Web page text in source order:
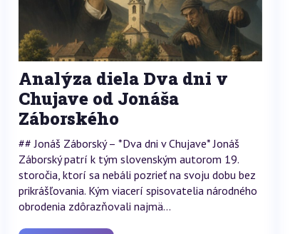
Analýza diela Dva dni v
Chujave od Jonáša
Záborského
## Jonáš Záborský – *Dva dni v Chujave* Jonáš
Záborský patrí k tým slovenským autorom 19.
storočia, ktorí sa nebáli pozrieť na svoju dobu bez
prikrášľovania. Kým viacerí spisovatelia národného
obrodenia zdôrazňovali najmä...